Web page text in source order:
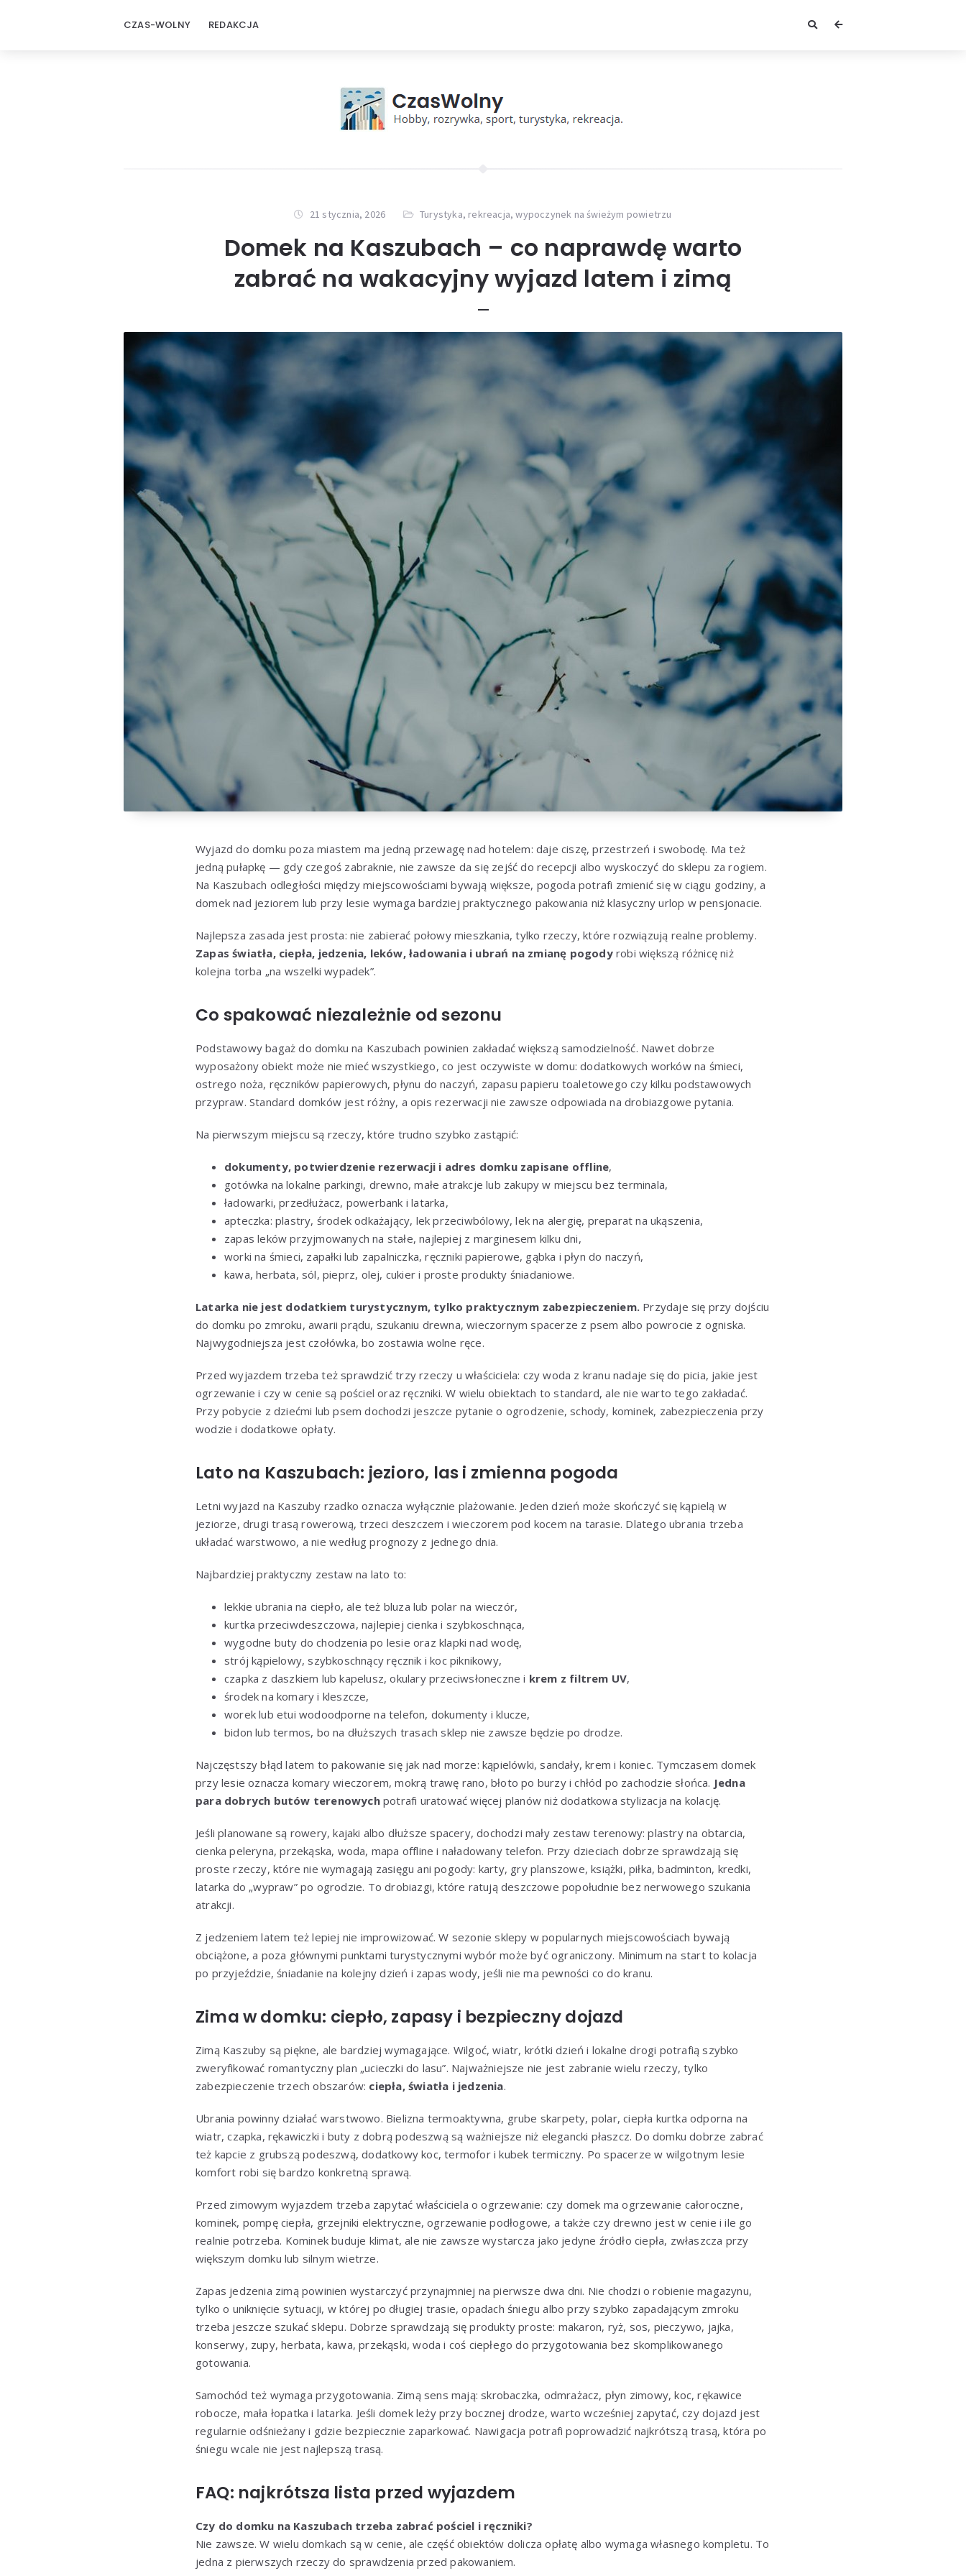
CZAS-WOLNY REDAKCJA
21 stycznia, 2026 Turystyka, rekreacja, wypoczynek na świeżym powietrzu
Domek na Kaszubach – co naprawdę warto
zabrać na wakacyjny wyjazd latem i zimą
Wyjazd do domku poza miastem ma jedną przewagę nad hotelem: daje ciszę, przestrzeń i swobodę. Ma też
jedną pułapkę — gdy czegoś zabraknie, nie zawsze da się zejść do recepcji albo wyskoczyć do sklepu za rogiem.
Na Kaszubach odległości między miejscowościami bywają większe, pogoda potrafi zmienić się w ciągu godziny, a
domek nad jeziorem lub przy lesie wymaga bardziej praktycznego pakowania niż klasyczny urlop w pensjonacie.
Najlepsza zasada jest prosta: nie zabierać połowy mieszkania, tylko rzeczy, które rozwiązują realne problemy.
Zapas światła, ciepła, jedzenia, leków, ładowania i ubrań na zmianę pogodyrobi większą różnicę niż
kolejna torba „na wszelki wypadek”.
Co spakować niezależnie od sezonu
Podstawowy bagaż do domku na Kaszubach powinien zakładać większą samodzielność. Nawet dobrze
wyposażony obiekt może nie mieć wszystkiego, co jest oczywiste w domu: dodatkowych worków na śmieci,
ostrego noża, ręczników papierowych, płynu do naczyń, zapasu papieru toaletowego czy kilku podstawowych
przypraw. Standard domków jest różny, a opis rezerwacji nie zawsze odpowiada na drobiazgowe pytania.
Na pierwszym miejscu są rzeczy, które trudno szybko zastąpić:
dokumenty, potwierdzenie rezerwacji i adres domku zapisane offline,
gotówka na lokalne parkingi, drewno, małe atrakcje lub zakupy w miejscu bez terminala,
ładowarki, przedłużacz, powerbank i latarka,
apteczka: plastry, środek odkażający, lek przeciwbólowy, lek na alergię, preparat na ukąszenia,
zapas leków przyjmowanych na stałe, najlepiej z marginesem kilku dni,
worki na śmieci, zapałki lub zapalniczka, ręczniki papierowe, gąbka i płyn do naczyń,
kawa, herbata, sól, pieprz, olej, cukier i proste produkty śniadaniowe.
Latarka nie jest dodatkiem turystycznym, tylko praktycznym zabezpieczeniem. Przydaje się przy dojściu
do domku po zmroku, awarii prądu, szukaniu drewna, wieczornym spacerze z psem albo powrocie z ogniska.
Najwygodniejsza jest czołówka, bo zostawia wolne ręce.
Przed wyjazdem trzeba też sprawdzić trzy rzeczy u właściciela: czy woda z kranu nadaje się do picia, jakie jest
ogrzewanie i czy w cenie są pościel oraz ręczniki. W wielu obiektach to standard, ale nie warto tego zakładać.
Przy pobycie z dziećmi lub psem dochodzi jeszcze pytanie o ogrodzenie, schody, kominek, zabezpieczenia przy
wodzie i dodatkowe opłaty.
Lato na Kaszubach: jezioro, las i zmienna pogoda
Letni wyjazd na Kaszuby rzadko oznacza wyłącznie plażowanie. Jeden dzień może skończyć się kąpielą w
jeziorze, drugi trasą rowerową, trzeci deszczem i wieczorem pod kocem na tarasie. Dlatego ubrania trzeba
układać warstwowo, a nie według prognozy z jednego dnia.
Najbardziej praktyczny zestaw na lato to:
lekkie ubrania na ciepło, ale też bluza lub polar na wieczór,
kurtka przeciwdeszczowa, najlepiej cienka i szybkoschnąca,
wygodne buty do chodzenia po lesie oraz klapki nad wodę,
strój kąpielowy, szybkoschnący ręcznik i koc piknikowy,
czapka z daszkiem lub kapelusz, okulary przeciwsłoneczne i krem z filtrem UV,
środek na komary i kleszcze,
worek lub etui wodoodporne na telefon, dokumenty i klucze,
bidon lub termos, bo na dłuższych trasach sklep nie zawsze będzie po drodze.
Najczęstszy błąd latem to pakowanie się jak nad morze: kąpielówki, sandały, krem i koniec. Tymczasem domek
przy lesie oznacza komary wieczorem, mokrą trawę rano, błoto po burzy i chłód po zachodzie słońca. Jedna
para dobrych butów terenowychpotrafi uratować więcej planów niż dodatkowa stylizacja na kolację.
Jeśli planowane są rowery, kajaki albo dłuższe spacery, dochodzi mały zestaw terenowy: plastry na obtarcia,
cienka peleryna, przekąska, woda, mapa offline i naładowany telefon. Przy dzieciach dobrze sprawdzają się
proste rzeczy, które nie wymagają zasięgu ani pogody: karty, gry planszowe, książki, piłka, badminton, kredki,
latarka do „wypraw” po ogrodzie. To drobiazgi, które ratują deszczowe popołudnie bez nerwowego szukania
atrakcji.
Z jedzeniem latem też lepiej nie improwizować. W sezonie sklepy w popularnych miejscowościach bywają
obciążone, a poza głównymi punktami turystycznymi wybór może być ograniczony. Minimum na start to kolacja
po przyjeździe, śniadanie na kolejny dzień i zapas wody, jeśli nie ma pewności co do kranu.
Zima w domku: ciepło, zapasy i bezpieczny dojazd
Zimą Kaszuby są piękne, ale bardziej wymagające. Wilgoć, wiatr, krótki dzień i lokalne drogi potrafią szybko
zweryfikować romantyczny plan „ucieczki do lasu”. Najważniejsze nie jest zabranie wielu rzeczy, tylko
zabezpieczenie trzech obszarów: ciepła, światła i jedzenia.
Ubrania powinny działać warstwowo. Bielizna termoaktywna, grube skarpety, polar, ciepła kurtka odporna na
wiatr, czapka, rękawiczki i buty z dobrą podeszwą są ważniejsze niż elegancki płaszcz. Do domku dobrze zabrać
też kapcie z grubszą podeszwą, dodatkowy koc, termofor i kubek termiczny. Po spacerze w wilgotnym lesie
komfort robi się bardzo konkretną sprawą.
Przed zimowym wyjazdem trzeba zapytać właściciela o ogrzewanie: czy domek ma ogrzewanie całoroczne,
kominek, pompę ciepła, grzejniki elektryczne, ogrzewanie podłogowe, a także czy drewno jest w cenie i ile go
realnie potrzeba. Kominek buduje klimat, ale nie zawsze wystarcza jako jedyne źródło ciepła, zwłaszcza przy
większym domku lub silnym wietrze.
Zapas jedzenia zimą powinien wystarczyć przynajmniej na pierwsze dwa dni. Nie chodzi o robienie magazynu,
tylko o uniknięcie sytuacji, w której po długiej trasie, opadach śniegu albo przy szybko zapadającym zmroku
trzeba jeszcze szukać sklepu. Dobrze sprawdzają się produkty proste: makaron, ryż, sos, pieczywo, jajka,
konserwy, zupy, herbata, kawa, przekąski, woda i coś ciepłego do przygotowania bez skomplikowanego
gotowania.
Samochód też wymaga przygotowania. Zimą sens mają: skrobaczka, odmrażacz, płyn zimowy, koc, rękawice
robocze, mała łopatka i latarka. Jeśli domek leży przy bocznej drodze, warto wcześniej zapytać, czy dojazd jest
regularnie odśnieżany i gdzie bezpiecznie zaparkować. Nawigacja potrafi poprowadzić najkrótszą trasą, która po
śniegu wcale nie jest najlepszą trasą.
FAQ: najkrótsza lista przed wyjazdem
Czy do domku na Kaszubach trzeba zabrać pościel i ręczniki?
Nie zawsze. W wielu domkach są w cenie, ale część obiektów dolicza opłatę albo wymaga własnego kompletu. To
jedna z pierwszych rzeczy do sprawdzenia przed pakowaniem.